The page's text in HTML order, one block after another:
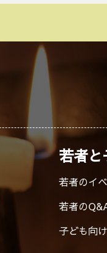
若者
若者のイ
若者の
子ども向